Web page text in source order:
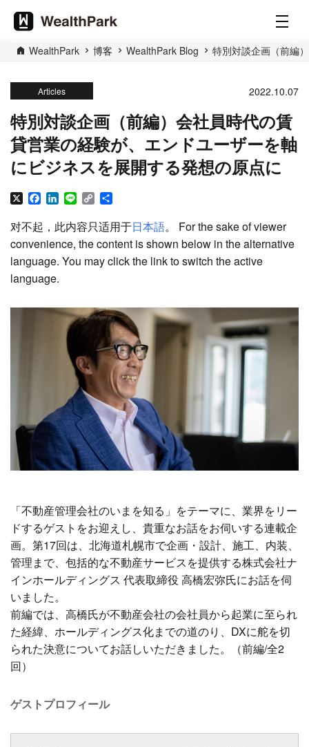
WealthPark 博客 WealthPark Blog 特別対談企画（前編
Articles 2022.10.07
特別対談企画（前編）会社員時代の賃
貸営業の経験が、エンドユーザーを軸
にビジネスを展開する発想の原点に
X Facebook
LinkedIn
Line Copy
对不起，此内容只适用于日本語。 For the sake of viewer
convenience, the content is shown below in the alternative
language. You may click the link to switch the active
language.
「不動産管理会社のいまを知る」をテーマに、業界をリー
ドするゲストをお迎えし、貴重なお話をお伺いする連載企
画。第17回は、北海道札幌市で企画・設計、施工、内装、
管理まで、包括的な不動産サービスを提供する株式会社ナ
インホールディングス 代表取締役 高橋宏弥氏にお話を伺
いました。
前編では、高橋氏が不動産会社の会社員から起業に至られ
た経緯、ホールディングス化までの道のり、DXに舵を切
られた決意についてお話しいただきました。（前編/全2
回）
ゲストプロフィール